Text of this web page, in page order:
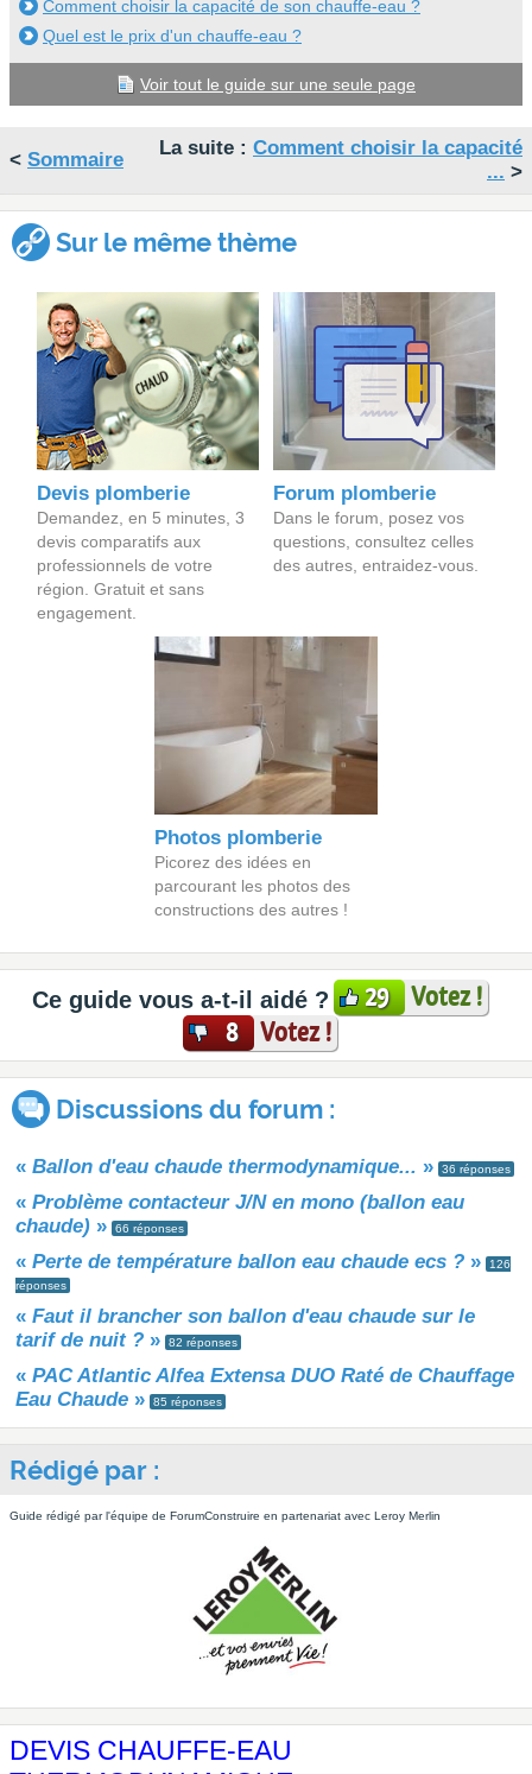
Comment choisir la capacité de son chauffe-eau ?
Quel est le prix d'un chauffe-eau ?
Voir tout le guide sur une seule page
< Sommaire
La suite : Comment choisir la capacité
... >
Sur le même thème
Devis plomberie
Demandez, en 5 minutes, 3
devis comparatifs aux
professionnels de votre
région. Gratuit et sans
engagement.
Forum plomberie
Dans le forum, posez vos
questions, consultez celles
des autres, entraidez-vous.
Photos plomberie
Picorez des idées en
parcourant les photos des
constructions des autres !
Ce guide vous a-t-il aidé ? 29 Votez !
8 Votez !
Discussions du forum :
« Ballon d'eau chaude thermodynamique... » 36 réponses
« Problème contacteur J/N en mono (ballon eau
chaude) » 66 réponses
« Perte de température ballon eau chaude ecs ? »
126
réponses
« Faut il brancher son ballon d'eau chaude sur le
tarif de nuit ? » 82 réponses
« PAC Atlantic Alfea Extensa DUO Raté de Chauffage
Eau Chaude » 85 réponses
Rédigé par :
Guide rédigé par l'équipe de ForumConstruire en partenariat avec Leroy Merlin
DEVIS CHAUFFE-EAU